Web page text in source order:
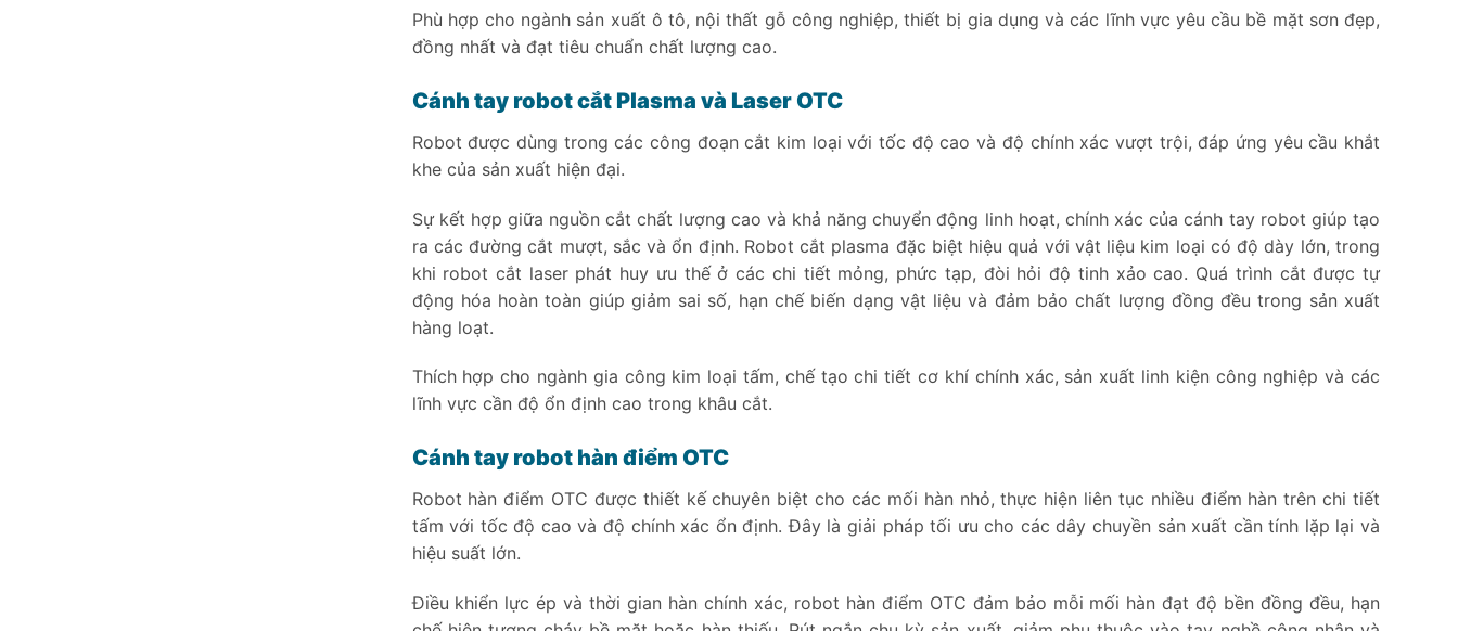
Phù hợp cho ngành sản xuất ô tô, nội thất gỗ công nghiệp, thiết bị gia dụng và các lĩnh vực yêu cầu bề mặt sơn đẹp,
đồng nhất và đạt tiêu chuẩn chất lượng cao.
Cánh tay robot cắt Plasma và Laser OTC
Robot được dùng trong các công đoạn cắt kim loại với tốc độ cao và độ chính xác vượt trội, đáp ứng yêu cầu khắt
khe của sản xuất hiện đại.
Sự kết hợp giữa nguồn cắt chất lượng cao và khả năng chuyển động linh hoạt, chính xác của cánh tay robot giúp tạo
ra các đường cắt mượt, sắc và ổn định. Robot cắt plasma đặc biệt hiệu quả với vật liệu kim loại có độ dày lớn, trong
khi robot cắt laser phát huy ưu thế ở các chi tiết mỏng, phức tạp, đòi hỏi độ tinh xảo cao. Quá trình cắt được tự
động hóa hoàn toàn giúp giảm sai số, hạn chế biến dạng vật liệu và đảm bảo chất lượng đồng đều trong sản xuất
hàng loạt.
Thích hợp cho ngành gia công kim loại tấm, chế tạo chi tiết cơ khí chính xác, sản xuất linh kiện công nghiệp và các
lĩnh vực cần độ ổn định cao trong khâu cắt.
Cánh tay robot hàn điểm OTC
Robot hàn điểm OTC được thiết kế chuyên biệt cho các mối hàn nhỏ, thực hiện liên tục nhiều điểm hàn trên chi tiết
tấm với tốc độ cao và độ chính xác ổn định. Đây là giải pháp tối ưu cho các dây chuyền sản xuất cần tính lặp lại và
hiệu suất lớn.
Điều khiển lực ép và thời gian hàn chính xác, robot hàn điểm OTC đảm bảo mỗi mối hàn đạt độ bền đồng đều, hạn